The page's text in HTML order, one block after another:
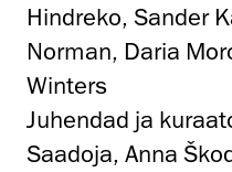
Hindreko, Sander
Norman, Daria
Winters
Juhendad ja
Saadoja, Anna